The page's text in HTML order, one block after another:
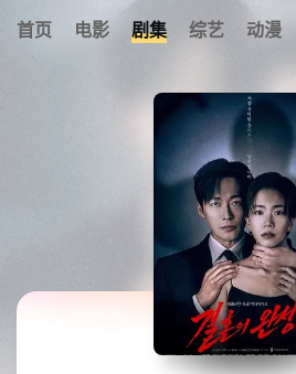
首页 电影 剧集 综艺 动漫
暂无观看影片的记录